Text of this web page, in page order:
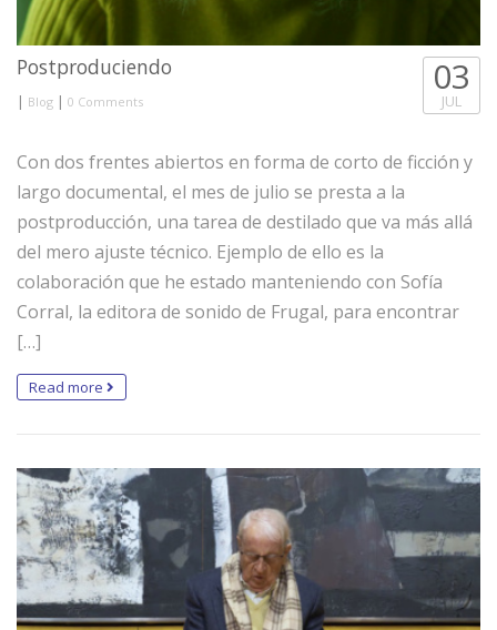
Postproduciendo
| Blog | 0 Comments
03
JUL
Con dos frentes abiertos en forma de corto de ficción y
largo documental, el mes de julio se presta a la
postproducción, una tarea de destilado que va más allá
del mero ajuste técnico. Ejemplo de ello es la
colaboración que he estado manteniendo con Sofía
Corral, la editora de sonido de Frugal, para encontrar
[…]
Read more